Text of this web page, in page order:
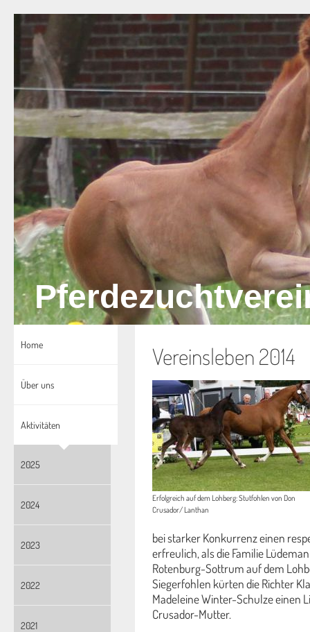
Home
Über uns
Aktivitäten
2025
2024
2023
2022
2021
Vereinsleben 2014
Erfolgreich auf dem Lohberg: Stutfohlen von Don
Crusador/ Lanthan
bei starker Konkurrenz einen
erfreulich, als die Familie
Rotenburg-Sottrum auf dem
Siegerfohlen kürten die Richter
Madeleine Winter-Schulze einen
Crusador-Mutter.